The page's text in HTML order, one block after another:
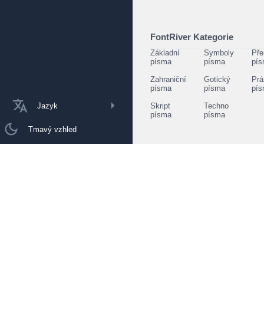
Jazyk
Tmavý vzhled
FontRiver Kategorie
Základní
písma
Symboly
písma
Zahraniční
písma
Gotický
písma
Skript
písma
Techno
písma